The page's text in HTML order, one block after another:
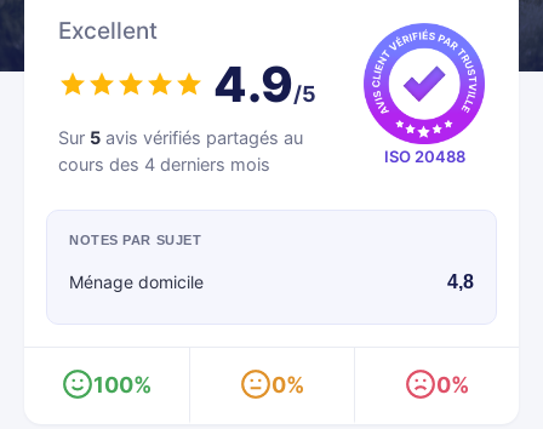
Excellent
4.9/5
Sur 5 avis vérifiés partagés au
cours des 4 derniers mois
ISO 20488
NOTES PAR SUJET
Ménage domicile 4,8
100% 0% 0%